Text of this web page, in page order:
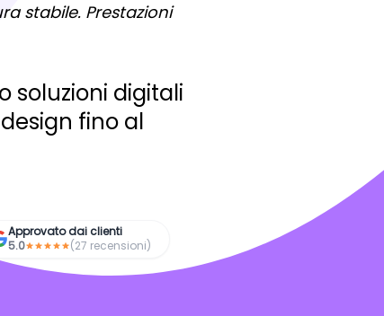
stabile. Prestazioni
soluzioni digitali
fino al
Approvato dai clienti
5.0
(27 recensioni)